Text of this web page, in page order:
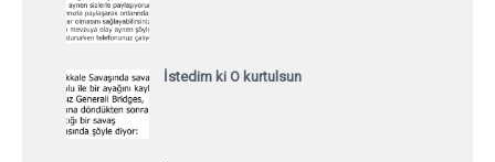
İstedim ki O kurtulsun